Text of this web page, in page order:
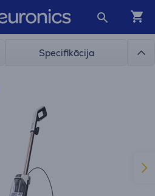
Specifikācija